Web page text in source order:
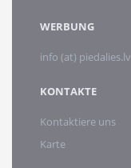
WERBUNG
info (at) piedalies.lv
KONTAKTE
Kontaktiere uns
Karte